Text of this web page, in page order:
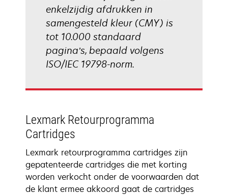
enkelzijdig afdrukken in
samengesteld kleur (CMY) is
tot 10.000 standaard
pagina’s, bepaald volgens
ISO/IEC 19798-norm.
Lexmark Retourprogramma
Cartridges
Lexmark retourprogramma cartridges zijn
gepatenteerde cartridges die met korting
worden verkocht onder de voorwaarden dat
de klant ermee akkoord gaat de cartridges